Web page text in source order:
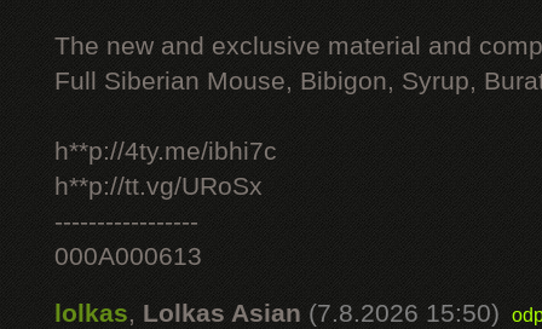
The new and exclusive material and
Full Siberian Mouse, Bibigon, Syrup,
h**p://4ty.me/ibhi7c
h**p://tt.vg/URoSx
-----------------
000A000613
lolkas, Lolkas Asian (7.8.2026 15:50)